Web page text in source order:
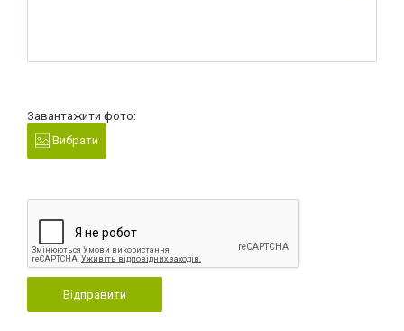
Завантажити фото:
Вибрати
Відправити